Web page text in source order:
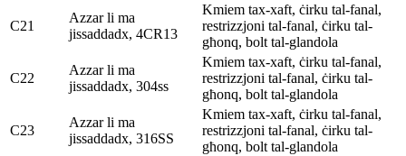
C21
Azzar li ma
jissaddadx, 4CR13
Kmiem tax-xaft, ċirku tal-fanal,
restrizzjoni tal-fanal, ċirku tal-
għonq, bolt tal-glandola
C22
Azzar li ma
jissaddadx, 304ss
Kmiem tax-xaft, ċirku tal-fanal,
restrizzjoni tal-fanal, ċirku tal-
għonq, bolt tal-glandola
C23
Azzar li ma
jissaddadx, 316SS
Kmiem tax-xaft, ċirku tal-fanal,
restrizzjoni tal-fanal, ċirku tal-
għonq, bolt tal-glandola